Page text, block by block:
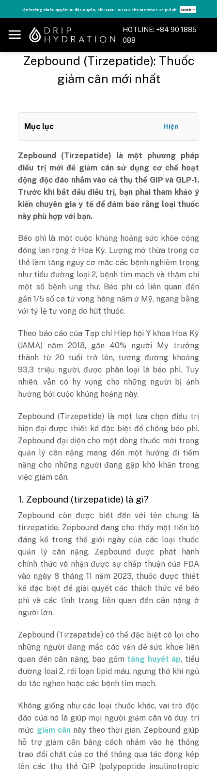
to
content
Tăng năng lượng - sống đỉnh cao với thẻ Vitamin Drip Membership. Xem ngay ➝
HOTLINE: +84 90 1885
088
Zepbound (Tirzepatide): Thuốc
giảm cân mới nhất
Mục lục Hiện
Zepbound (Tirzepatide) là một phương pháp
điều trị mới để giảm cân sử dụng cơ chế hoạt
động độc đáo nhắm vào cả thụ thể GIP và GLP-1.
Trước khi bắt đầu điều trị, bạn phải tham khảo ý
kiến chuyên gia y tế để đảm bảo rằng loại thuốc
này phù hợp với bạn.
Béo phì là một cuộc khủng hoảng sức khỏe cộng
đồng lan rộng ở Hoa Kỳ. Lượng mỡ thừa trong cơ
thể làm tăng nguy cơ mắc các bệnh nghiêm trọng
như tiểu đường loại 2, bệnh tim mạch và thậm chí
một số bệnh ung thư. Béo phì có liên quan đến
gần 1/5 số ca tử vong hàng năm ở Mỹ, ngang bằng
với tỷ lệ tử vong do hút thuốc.
Theo báo cáo của Tạp chí Hiệp hội Y khoa Hoa Kỳ
(JAMA) năm 2018, gần 40% người Mỹ trưởng
thành từ 20 tuổi trở lên, tương đương khoảng
93,3 triệu người, được phân loại là béo phì. Tuy
nhiên, vẫn có hy vọng cho những người bị ảnh
hưởng bởi cuộc khủng hoảng này.
Zepbound (Tirzepatide) là một lựa chọn điều trị
hiện đại được thiết kế đặc biệt để chống béo phì.
Zepbound đại diện cho một dòng thuốc mới trong
quản lý cân nặng mang đến một hướng đi tiềm
năng cho những người đang gặp khó khăn trong
việc giảm cân.
1. Zepbound (tirzepatide) là gì?
Zepbound còn được biết đến với tên chung là
tirzepatide, Zepbound đang cho thấy một tiến bộ
đáng kể trong thế giới ngày của các loại thuốc
quản lý cân nặng. Zepbound được phát hành
chính thức và nhận được sự chấp thuận của FDA
vào ngày 8 tháng 11 năm 2023, thuốc được thiết
kế đặc biệt để giải quyết các thách thức về béo
phì và các tình trạng liên quan đến cân nặng ở
người lớn.
Zepbound (Tirzepatide) có thể đặc biệt có lợi cho
những người đang mắc các vấn đề sức khỏe liên
quan đến cân nặng, bao gồm tăng huyết áp, tiểu
đường loại 2, rối loạn lipid máu, ngưng thở khi ngủ
do tắc nghẽn hoặc các bệnh tim mạch.
Không giống như các loại thuốc khác, vai trò độc
đáo của nó là giúp mọi người giảm cân và duy trì
mức giảm cânnày theo thời gian. Zepbound giúp
hỗ trợ giảm cân bằng cách nhắm vào hệ thống
trao đổi chất của cơ thể thông qua tác động kép
lên các thụ thể GIP (polypeptide insulinotropic